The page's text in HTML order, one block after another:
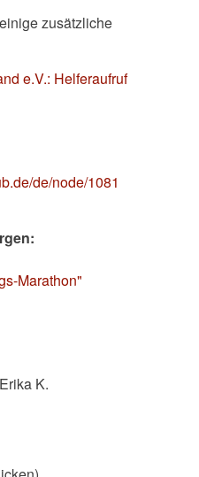
zusätzliche
e.V.: Helferaufruf
de/node/1081
Marathon"
K.